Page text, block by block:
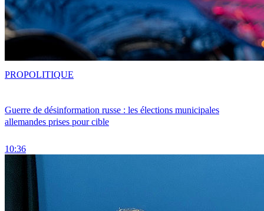
Guerre de désinformation russe : les élections municipales
allemandes prises pour cible
10:36
PROPOLITIQUE